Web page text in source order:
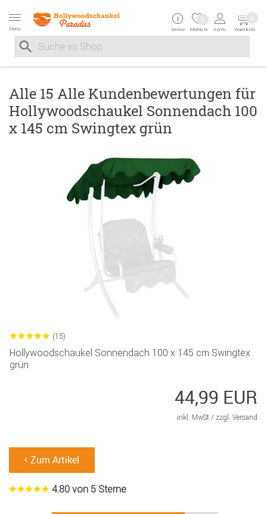
Menü
Suche nach
Suche im Shop, nach der Eingabe von 3 Buchstaben
Service Merkliste
0
Konto Warenkorb
0
Alle 15 Alle Kundenbewertungen für
Hollywoodschaukel Sonnendach 100
x 145 cm Swingtex grün
(15)
Hollywoodschaukel Sonnendach 100 x 145 cm Swingtex
grün
44,99 EUR
inkl. MwSt / zzgl. Versand
Zum Artikel
4.80 von 5 Sterne